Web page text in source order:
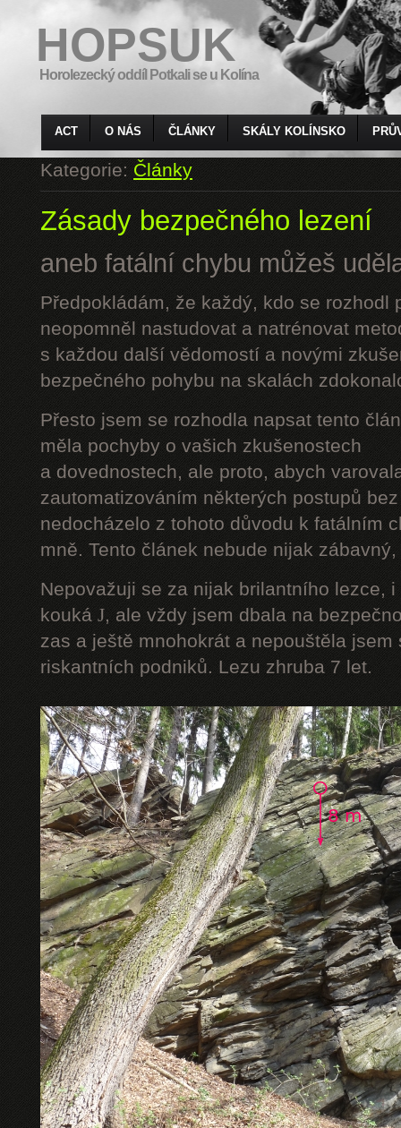
HOPSUK
Horolezecký oddíl Potkali se u Kolína
ACT O NÁS ČLÁNKY SKÁLY KOLÍNSKO
Kategorie:Články
Zásady bezpečného lezení
aneb fatální chybu můžeš
Předpokládám, že každý, kdo se rozhodl
neopomněl nastudovat a natrénovat
s každou další vědomostí a novými
bezpečného pohybu na skalách
Přesto jsem se rozhodla napsat tento
měla pochyby o vašich zkušenostech
a dovednostech, ale proto, abych
zautomatizováním některých postupů
nedocházelo z tohoto důvodu k fatálním
mně. Tento článek nebude nijak
Nepovažuji se za nijak brilantního lezce,
kouká J, ale vždy jsem dbala na
zas a ještě mnohokrát a nepouštěla
riskantních podniků. Lezu zhruba 7 let.